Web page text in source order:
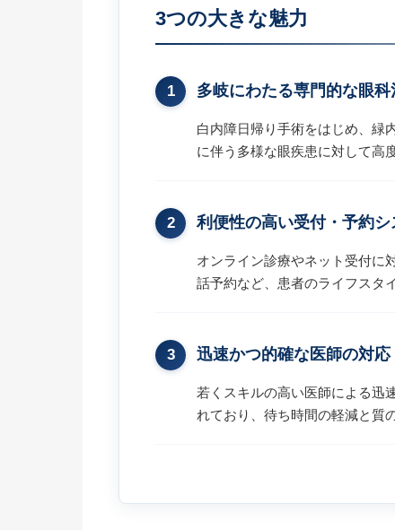
3つの大きな魅力
1 多岐にわたる専門的な眼科
白内障日帰り手術をはじめ、緑
に伴う多様な眼疾患に対して高
2 利便性の高い受付・予約シ
オンライン診療やネット受付に
話予約など、患者のライフスタ
3 迅速かつ的確な医師の対応
若くスキルの高い医師による迅
れており、待ち時間の軽減と質